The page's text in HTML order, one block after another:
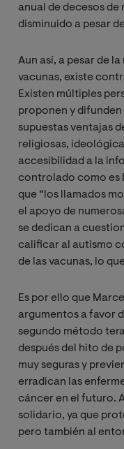
anual de decesos de
disminuido a pesar
Aun así, a pesar de
vacunas, existe
Existen múltiples
proponen y
supuestas ventajas
religiosas,
accesibilidad a la
controlado como es
que “los llamados
el apoyo de
se dedican a
calificar al autismo
de las vacunas, lo
Es por ello que
argumentos a favor
segundo método
después del hito de
muy seguras y
erradican las
cáncer en el futuro.
solidario, ya que
pero también al